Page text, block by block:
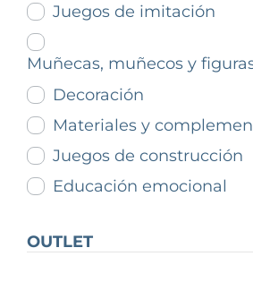
Juegos de imitación
Muñecas, muñecos y
Decoración
Materiales y
Juegos de construcción
Educación emocional
OUTLET